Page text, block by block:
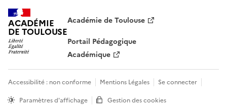
ACADÉMIE
DE TOULOUSE
Académie de Toulouse
Portail Pédagogique
Académique
Accessibilité : non conforme Mentions Légales
Se connecter
Paramètres d'affichage
Gestion des cookies